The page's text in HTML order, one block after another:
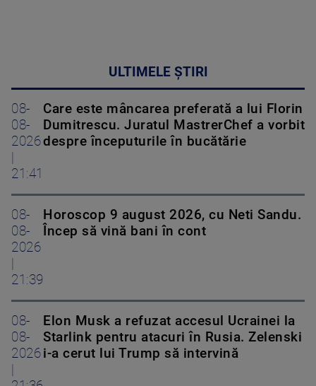
ULTIMELE ȘTIRI
08-
08-
2026
21:41
Care este mâncarea preferată a lui Florin
Dumitrescu. Juratul MastrerChef a vorbit
despre începuturile în bucătărie
08-
08-
2026
21:39
Horoscop 9 august 2026, cu Neti Sandu.
Încep să vină bani în cont
08-
08-
2026
Elon Musk a refuzat accesul Ucrainei la
Starlink pentru atacuri în Rusia. Zelenski
i-a cerut lui Trump să intervină